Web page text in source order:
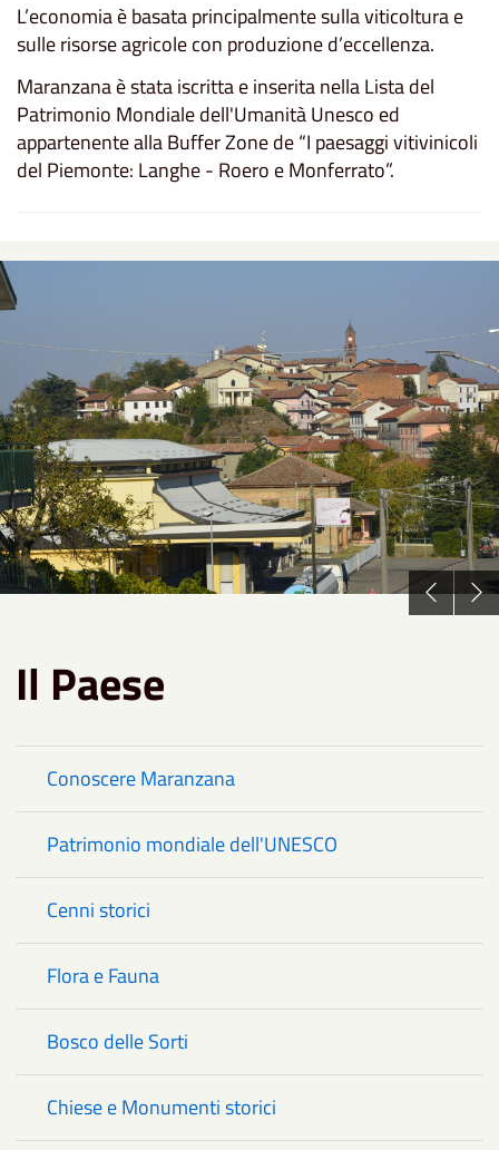
L’economia è basata principalmente sulla viticoltura e
sulle risorse agricole con produzione d’eccellenza.
Maranzana è stata iscritta e inserita nella Lista del
Patrimonio Mondiale dell'Umanità Unesco ed
appartenente alla Buffer Zone de “I paesaggi vitivinicoli
del Piemonte: Langhe - Roero e Monferrato”.
Il Paese
Conoscere Maranzana
Patrimonio mondiale dell'UNESCO
Cenni storici
Flora e Fauna
Bosco delle Sorti
Chiese e Monumenti storici